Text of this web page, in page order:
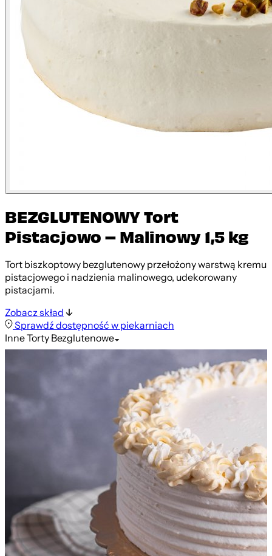
BEZGLUTENOWY Tort
Pistacjowo – Malinowy 1,5 kg
Tort biszkoptowy bezglutenowy przełożony warstwą kremu
pistacjowego i nadzienia malinowego, udekorowany
pistacjami.
Zobacz skład
Sprawdź dostępność w piekarniach
InneTorty Bezglutenowe